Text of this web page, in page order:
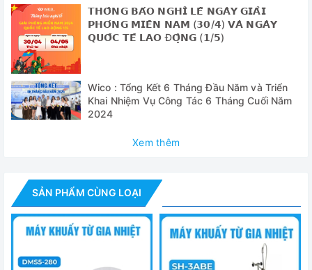
Model MaXtir MS500
Dung tích khuấy
Dải tốc độ 80 ~ 1,500 vòng/ phút
Bước tăng tốc độ
Màn hình
Bộ điều khiển
Bộ điều khiển kỹ
nhấn mềm.
Cảnh báo Trạng thái lỗi và kết
𝗧𝗛𝗢̂𝗡𝗚 𝗕𝗔́𝗢 𝗡𝗚𝗛𝗜̉ 𝗟𝗘̂̃ 𝗡𝗚𝗔̀𝗬 𝗚𝗜𝗔̉𝗜
𝗣𝗛𝗢́𝗡𝗚 𝗠𝗜𝗘̂̀𝗡 𝗡𝗔𝗠 (𝟯𝟬/𝟰) 𝗩𝗔̀ 𝗡𝗚𝗔̀𝗬
𝗤𝗨𝗢̂́𝗖 𝗧𝗘̂́ 𝗟𝗔𝗢 Đ𝗢̣̂𝗡𝗚 (𝟭/𝟱)
Wico : Tổng Kết 6 Tháng Đầu Năm và Triển
Khai Nhiệm Vụ Công Tác 6 Tháng Cuối Năm
2024
Xem thêm
SẢN PHẨM CÙNG LOẠI